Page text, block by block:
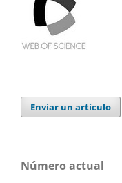
Enviar un artículo
Número actual